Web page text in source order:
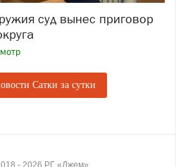
Сатки за сутки
- 2026 РГ «Джем»